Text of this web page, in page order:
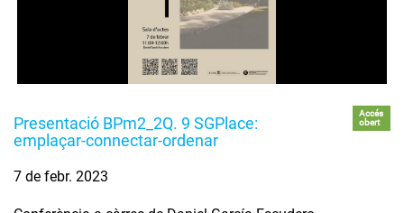
Presentació BPm2_2Q. 9 SGPlace:
emplaçar-connectar-ordenar
Accés
obert
7 de febr. 2023